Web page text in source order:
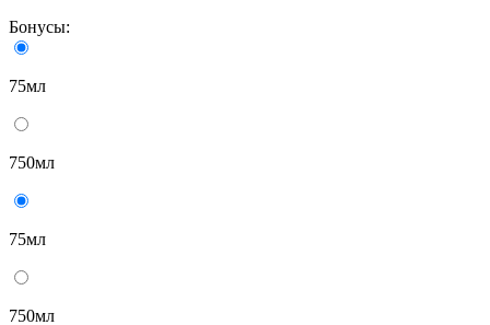
Бонусы:
75мл
750мл
75мл
750мл